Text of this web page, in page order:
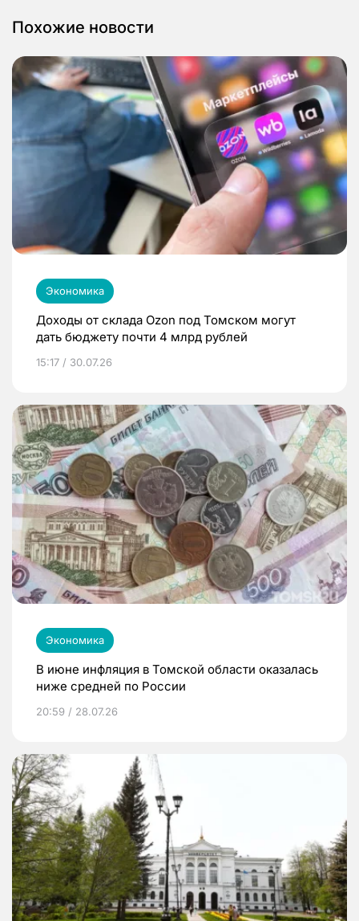
Похожие новости
Экономика
Доходы от склада Ozon под Томском могут
дать бюджету почти 4 млрд рублей
15:17 / 30.07.26
Экономика
В июне инфляция в Томской области оказалась
ниже средней по России
20:59 / 28.07.26